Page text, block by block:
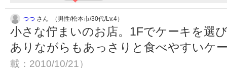
つつ さん （男性/松本市/30代/Lv.4）
小さな佇まいのお店。1Fでケーキを選
ありながらもあっさりと食べやすいケ
載：2010/10/21）